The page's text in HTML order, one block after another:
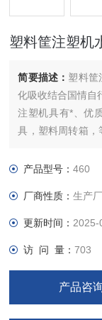
塑料筐注塑机
简要描述： 塑料筐
化吸收结合国情自
注塑机具有*、优
具，塑料周转箱，
产品型号：460
厂商性质：生产
更新时间： 2025-
访 问 量：703
产品咨